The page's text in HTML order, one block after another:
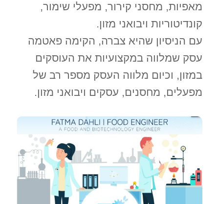
מאפיות, מחסני קירור, מפעלי שימור,
קונדיטוריות ויבואני מזון.
עם הניסיון שהיא צברה, הקימה פאטמה
עסק שמלווה במקצועיות את העוסקים
במזון, וכיום מלווה העסק מספר רב של
מפעלים, מחסנים, עסקים ויבואני מזון.